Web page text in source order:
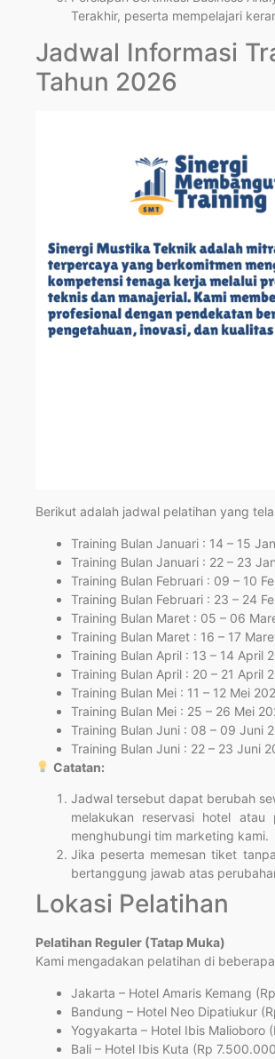
Terakhir, peserta mempelajari
Jadwal Informasi
Tahun 2026
Berikut adalah jadwal pelatihan yang
Training Bulan Januari : 14 – 15
Training Bulan Januari : 22 – 23
Training Bulan Februari : 09 – 10
Training Bulan Februari : 23 – 24
Training Bulan Maret : 05 – 06
Training Bulan Maret : 16 – 17
Training Bulan April : 13 – 14 April
Training Bulan April : 20 – 21 April
Training Bulan Mei : 11 – 12 Mei
Training Bulan Mei : 25 – 26 Mei
Training Bulan Juni : 08 – 09 Juni
Training Bulan Juni : 22 – 23 Juni
Catatan:
Jadwal tersebut dapat berubah
melakukan reservasi hotel
menghubungi tim marketing kami.
Jika peserta memesan tiket
bertanggung jawab atas
Lokasi Pelatihan
Pelatihan Reguler (Tatap Muka)
Kami mengadakan pelatihan di
Jakarta – Hotel Amaris Kemang
Bandung – Hotel Neo Dipatiukur
Yogyakarta – Hotel Ibis Malioboro
Bali – Hotel Ibis Kuta (Rp